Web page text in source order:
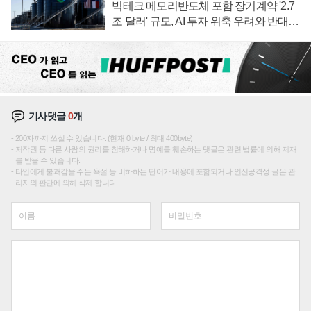
빅테크 메모리반도체 포함 장기계약 '2.7
조 달러' 규모, AI 투자 위축 우려와 반대
기사댓글0개
200자까지 쓰실 수 있습니다. (현재 0 byte / 최대 400byte)
저작권 등 다른 사람의 권리를 침해하거나 명예를 훼손하는 댓글은 관련 법률에 의해 제재
를 받을 수 있습니다.
타인에게 불쾌감을 주는 욕설 등 비하하는 단어가 내용에 포함되거나 인신공격성 글은 관
리자의 판단에 의해 삭제 합니다.